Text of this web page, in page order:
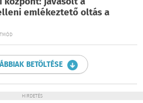
emlékeztető oltás a
BETÖLTÉSE
HIRDETÉS